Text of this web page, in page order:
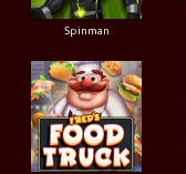
Spinman